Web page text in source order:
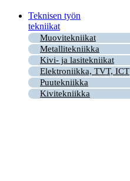
Teknisen työn
tekniikat
Muovitekniikat
Metallitekniikka
Kivi- ja lasitekniikat
Elektroniikka, TVT, ICT
Puutekniikka
Kivitekniikka